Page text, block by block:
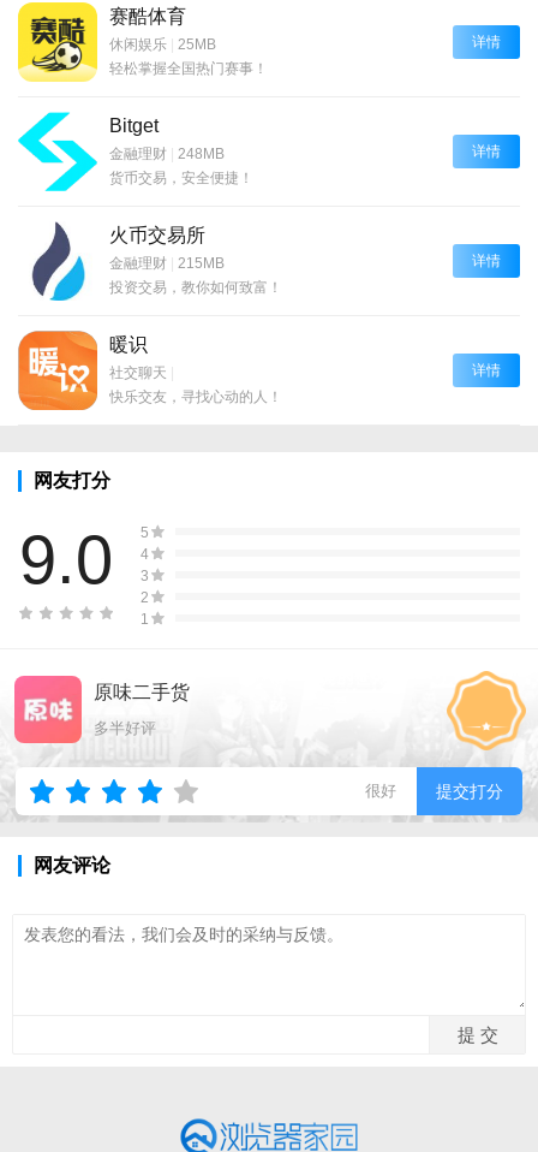
赛酷体育
休闲娱乐 | 25MB
轻松掌握全国热门赛事！
详情
Bitget
金融理财 | 248MB
货币交易，安全便捷！
详情
火币交易所
金融理财 | 215MB
投资交易，教你如何致富！
详情
暖识
社交聊天 |
快乐交友，寻找心动的人！
详情
网友打分
9.0
5
4
3
2
1
原味二手货
多半好评
很好 提交打分
网友评论